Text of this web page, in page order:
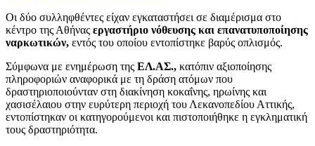
Οι δύο συλληφθέντες είχαν εγκαταστήσει σε διαμέρισμα στο
κέντρο της Αθήνας εργαστήριο νόθευσης και επανατυποποίησης
ναρκωτικών, εντός του οποίου εντοπίστηκε βαρύς οπλισμός.
Σύμφωνα με ενημέρωση της ΕΛ.ΑΣ., κατόπιν αξιοποίησης
πληροφοριών αναφορικά με τη δράση ατόμων που
δραστηριοποιούνταν στη διακίνηση κοκαΐνης, ηρωίνης και
χασισέλαιου στην ευρύτερη περιοχή του Λεκανοπεδίου Αττικής,
εντοπίστηκαν οι κατηγορούμενοι και πιστοποιήθηκε η εγκληματική
τους δραστηριότητα.